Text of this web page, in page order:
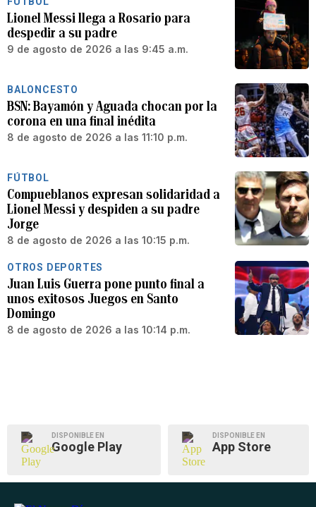
Lionel Messi llega a Rosario para
despedir a su padre
9 de agosto de 2026 a las 9:45 a.m.
BALONCESTO
BSN: Bayamón y Aguada chocan por la
corona en una final inédita
8 de agosto de 2026 a las 11:10 p.m.
FÚTBOL
Compueblanos expresan solidaridad a
Lionel Messi y despiden a su padre
Jorge
8 de agosto de 2026 a las 10:15 p.m.
OTROS DEPORTES
Juan Luis Guerra pone punto final a
unos exitosos Juegos en Santo
Domingo
8 de agosto de 2026 a las 10:14 p.m.
DISPONIBLE EN
Google Play
DISPONIBLE EN
App Store